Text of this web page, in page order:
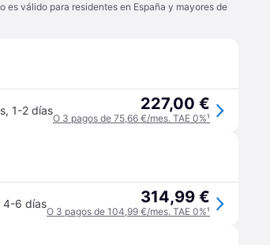
es válido para residentes en España y mayores de
, 1-2 días 227,00 €
O 3 pagos de 75,66 €/mes. TAE 0%¹
4-6 días 314,99 €
O 3 pagos de 104,99 €/mes. TAE 0%¹